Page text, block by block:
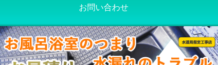
お問い合わせ